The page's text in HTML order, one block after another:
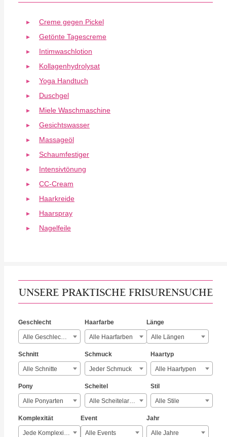
Creme gegen Pickel
Getönte Tagescreme
Intimwaschlotion
Kollagenhydrolysat
Yoga Handtuch
Duschgel
Miele Waschmaschine
Gesichtswasser
Massageöl
Schaumfestiger
Intensivtönung
CC-Cream
Haarkreide
Haarspray
Nagelfeile
UNSERE PRAKTISCHE FRISURENSUCHE
Geschlecht
Alle Geschlechter
Haarfarbe
Alle Haarfarben
Länge
Alle Längen
Schnitt
Alle Schnitte
Schmuck
Jeder Schmuck
Haartyp
Alle Haartypen
Pony
Alle Ponyarten
Scheitel
Alle Scheitelarten
Stil
Alle Stile
Komplexität
Jede Komplexität
Event
Alle Events
Jahr
Alle Jahre